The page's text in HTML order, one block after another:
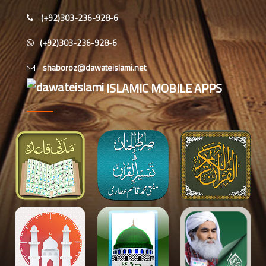
اس دور میں صالحین کی پہچان کا معیار
اعلیٰ حضر ت امام احمد رضا ہیں، مولانا
الیاس عطار قادری
اس ہفتے کا رسالہ ” زبان کی حفاظت کی
اہمیت“
(+92)303-236-928-6
(+92)303-236-928-6
ISLAMIC MOBILE APPS